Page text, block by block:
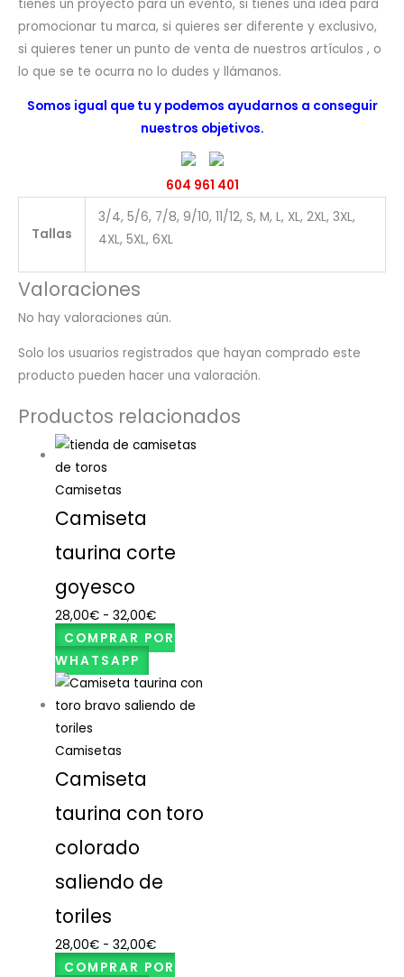
tienes un proyecto para un evento, si tienes una idea para
promocionar tu marca, si quieres ser diferente y exclusivo,
si quieres tener un punto de venta de nuestros artículos , o
lo que se te ocurra no lo dudes y llámanos.
Somos igual que tu y podemos ayudarnos a conseguir
nuestros objetivos.
604 961 401
Tallas
3/4, 5/6, 7/8, 9/10, 11/12, S, M, L, XL, 2XL, 3XL,
4XL, 5XL, 6XL
Valoraciones
No hay valoraciones aún.
Solo los usuarios registrados que hayan comprado este
producto pueden hacer una valoración.
Productos relacionados
Camisetas
Camiseta
taurina corte
goyesco
28,00€ - 32,00€
COMPRAR POR
WHATSAPP
Camisetas
Camiseta
taurina con toro
colorado
saliendo de
toriles
28,00€ - 32,00€
COMPRAR POR